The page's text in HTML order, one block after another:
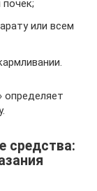
почек;
или всем
определяет
средства: